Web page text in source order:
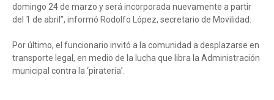
domingo 24 de marzo y será incorporada nuevamente a partir
del 1 de abril”, informó Rodolfo López, secretario de Movilidad.
Por último, el funcionario invitó a la comunidad a desplazarse en
transporte legal, en medio de la lucha que libra la Administración
municipal contra la ‘piratería’.